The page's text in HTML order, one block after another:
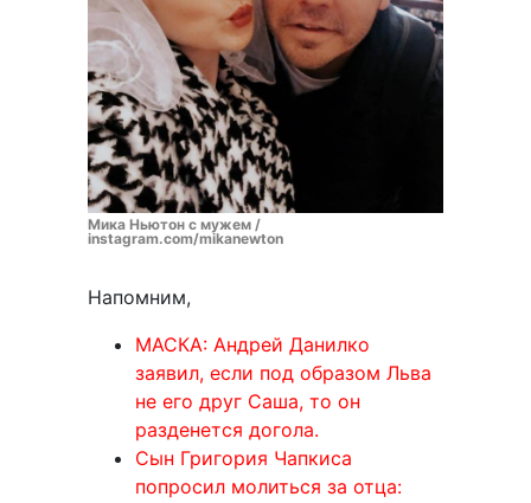
Мика Ньютон с мужем /
instagram.com/mikanewton
Напомним,
МАСКА: Андрей Данилко
заявил, если под образом Льва
не его друг Саша, то он
разденется догола.
Сын Григория Чапкиса
попросил молиться за отца: